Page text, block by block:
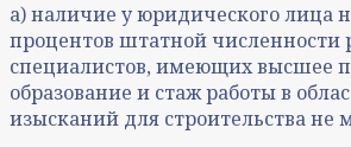
а) наличие у юридического лица
процентов штатной численности
специалистов, имеющих высшее
образование и стаж работы в
изысканий для строительства не